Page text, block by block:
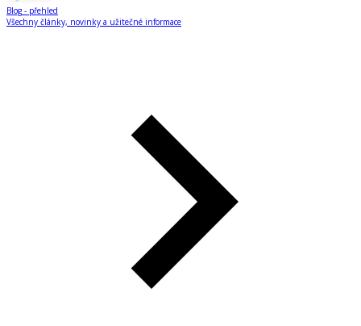
Blog - přehled
Všechny články, novinky a užitečné informace